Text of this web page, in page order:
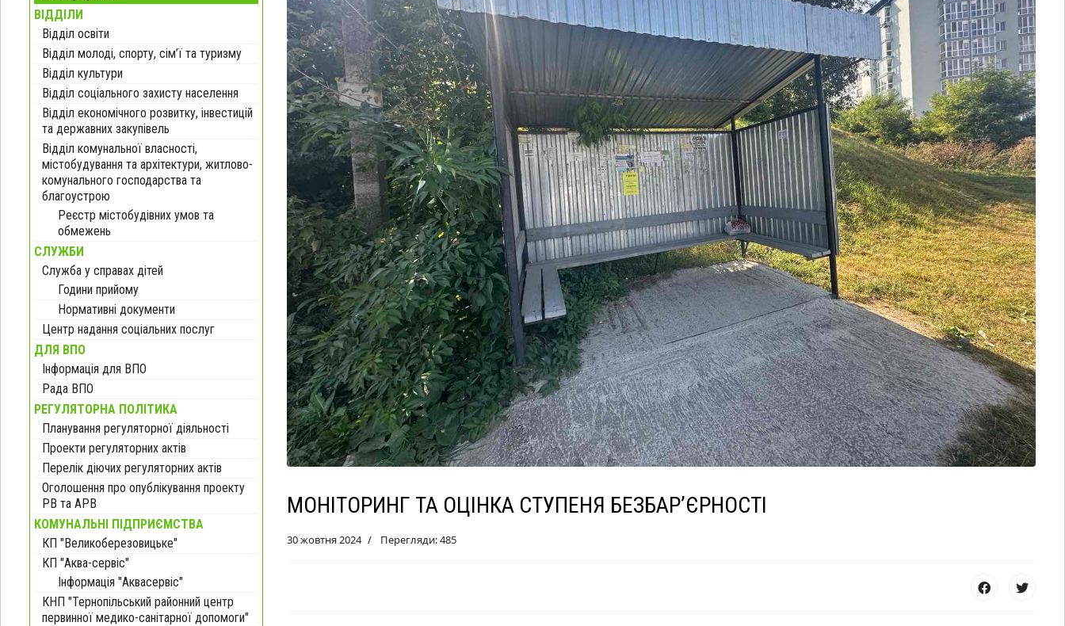
ВІДДІЛИ
Відділ освіти
Відділ молоді, спорту, сім’ї та туризму
Відділ культури
Відділ соціального захисту населення
Відділ економічного розвитку, інвестицій
та державних закупівель
Відділ комунальної власності,
містобудування та архітектури, житлово-
комунального господарства та
благоустрою
Реєстр містобудівних умов та
обмежень
СЛУЖБИ
Служба у справах дітей
Години прийому
Нормативні документи
Центр надання соціальних послуг
ДЛЯ ВПО
Інформація для ВПО
Рада ВПО
РЕГУЛЯТОРНА ПОЛІТИКА
Планування регуляторної діяльності
Проекти регуляторних актів
Перелік діючих регуляторних актів
Оголошення про опублікування проекту
РВ та АРВ
КОМУНАЛЬНІ ПІДПРИЄМСТВА
КП "Великоберезовицьке"
КП "Аква-сервіс"
Інформація "Аквасервіс"
КНП "Тернопільський районний центр
первинної медико-санітарної допомоги"
МОНІТОРИНГ ТА ОЦІНКА СТУПЕНЯ БЕЗБАР’ЄРНОСТІ
30 жовтня 2024 Перегляди: 485